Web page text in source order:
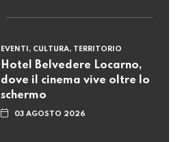
EVENTI, CULTURA, TERRITORIO
Hotel Belvedere Locarno,
dove il cinema vive oltre lo
schermo
03 AGOSTO 2026